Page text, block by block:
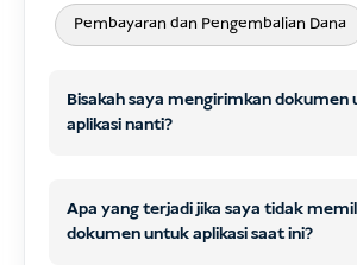
Pembayaran dan Pengembalian Dana
Bisakah saya mengirimkan dokumen
aplikasi nanti?
Apa yang terjadi jika saya tidak
dokumen untuk aplikasi saat ini?